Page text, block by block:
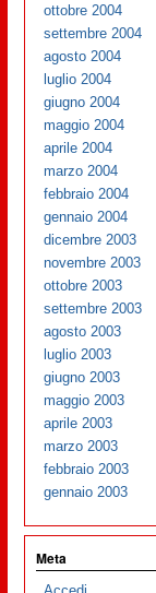
ottobre 2004
settembre 2004
agosto 2004
luglio 2004
giugno 2004
maggio 2004
aprile 2004
marzo 2004
febbraio 2004
gennaio 2004
dicembre 2003
novembre 2003
ottobre 2003
settembre 2003
agosto 2003
luglio 2003
giugno 2003
maggio 2003
aprile 2003
marzo 2003
febbraio 2003
gennaio 2003
Meta